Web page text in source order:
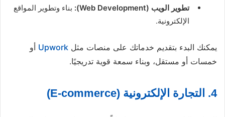
تطوير الويب (Web Development):
بناء وتطوير المواقع
الإلكترونية.
يمكنك البدء بتقديم خدماتك على منصات مثل Upwork أو
خمسات أو مستقل، وبناء سمعة قوية تدريجيًا.
4. التجارة الإلكترونية (E-commerce)